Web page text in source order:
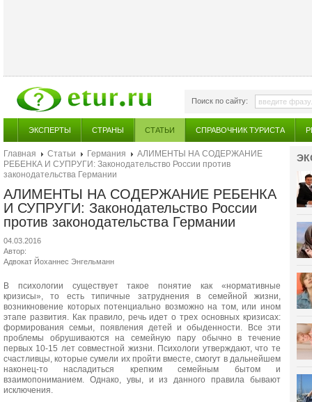
Поиск по сайту:
ЭКСПЕРТЫ СТРАНЫ СТАТЬИ СПРАВОЧНИК ТУРИСТА
Главная Статьи Германия
АЛИМЕНТЫ НА СОДЕРЖАНИЕ
РЕБЕНКА И СУПРУГИ: Законодательство России против
законодательства Германии
АЛИМЕНТЫ НА СОДЕРЖАНИЕ РЕБЕНКА
И СУПРУГИ: Законодательство России
против законодательства Германии
04.03.2016
Автор:
Адвокат Йоханнес Энгельманн
В психологии существует такое понятие как «нормативные
кризисы», то есть типичные затруднения в семейной жизни,
возникновение которых потенциально возможно на том, или ином
этапе развития. Как правило, речь идет о трех основных кризисах:
формирования семьи, появления детей и обыденности. Все эти
проблемы обрушиваются на семейную пару обычно в течение
первых 10-15 лет совместной жизни. Психологи утверждают, что те
счастливцы, которые сумели их пройти вместе, смогут в дальнейшем
наконец-то насладиться крепким семейным бытом и
взаимопониманием. Однако, увы, и из данного правила бывают
исключения.